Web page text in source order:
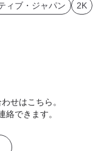
ィブ・ジャパン
2K
せはこちら。
絡できます。